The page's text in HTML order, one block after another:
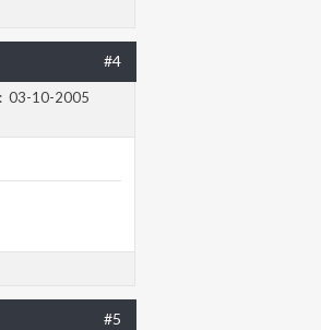
#4
03-10-2005
#5